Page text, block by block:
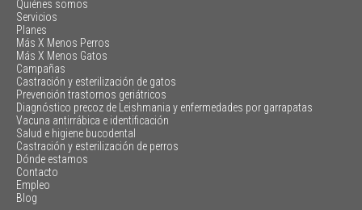
Quiénes somos
Servicios
Planes
Más X Menos Perros
Más X Menos Gatos
Campañas
Castración y esterilización de gatos
Prevención trastornos geriátricos
Diagnóstico precoz de Leishmania y enfermedades por garrapatas
Vacuna antirrábica e identificación
Salud e higiene bucodental
Castración y esterilización de perros
Dónde estamos
Contacto
Empleo
Blog